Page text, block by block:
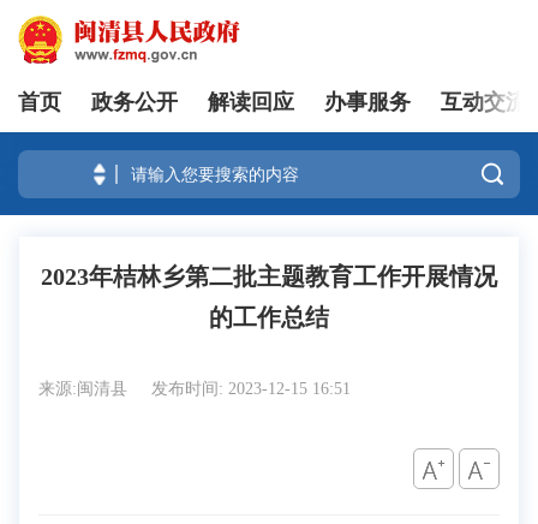
登录
首页 政务公开 解读回应 办事服务 互动交流

2023年桔林乡第二批主题教育工作开展情况
的工作总结
来源:闽清县 发布时间: 2023-12-15 16:51